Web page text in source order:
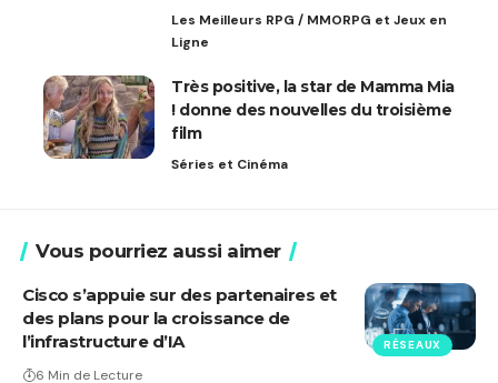
Les Meilleurs RPG / MMORPG et Jeux en
Ligne
Très positive, la star de Mamma Mia
! donne des nouvelles du troisième
film
Séries et Cinéma
Vous pourriez aussi aimer
RÉSEAUX
Cisco s’appuie sur des partenaires et
des plans pour la croissance de
l’infrastructure d’IA
6 Min de Lecture